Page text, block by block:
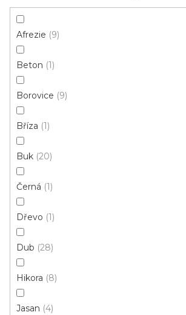
Afrezie 9
Beton 1
Borovice 9
Bříza 1
Buk 20
Černá 1
Dřevo 1
Dub 28
Hikora 8
Jasan 4
Q63 vnější roh - 2ks v balení stříbro
31 Kč/ balení